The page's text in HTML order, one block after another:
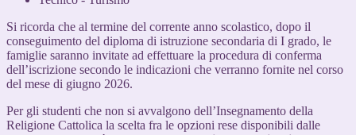
Si ricorda che al termine del corrente anno scolastico, dopo il
conseguimento del diploma di istruzione secondaria di I grado, le
famiglie saranno invitate ad effettuare la procedura di conferma
dell’iscrizione secondo le indicazioni che verranno fornite nel corso
del mese di giugno 2026.
Per gli studenti che non si avvalgono dell’Insegnamento della
Religione Cattolica la scelta fra le opzioni rese disponibili dalle